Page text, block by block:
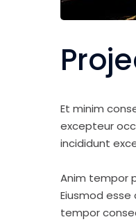
Et minim
excepteur
incididunt
Anim tempor
Eiusmod
tempor